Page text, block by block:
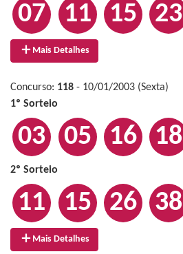
07 11 15 23
Mais Detalhes
Concurso: 118 - 10/01/2003 (Sexta)
1º Sorteio
03 05 16 18
2º Sorteio
11 15 26 38
Mais Detalhes